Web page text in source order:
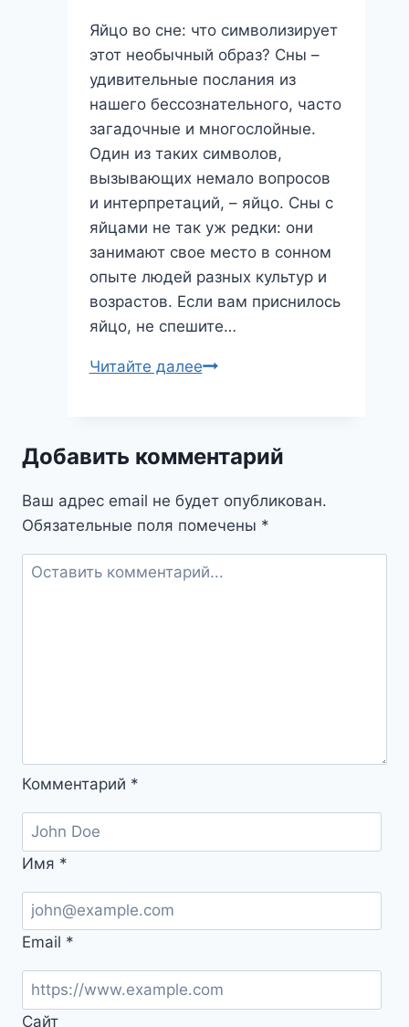
понять
его
послание
Яйцо во сне: что символизирует
этот необычный образ? Сны –
удивительные послания из
нашего бессознательного, часто
загадочные и многослойные.
Один из таких символов,
вызывающих немало вопросов
и интерпретаций, – яйцо. Сны с
яйцами не так уж редки: они
занимают свое место в сонном
опыте людей разных культур и
возрастов. Если вам приснилось
яйцо, не спешите…
Читайте далееЯйцо
символизирует
необычный
Добавить комментарий
Ваш адрес email не будет опубликован.
Обязательные поля помечены *
Комментарий *
Имя *
Email *
Сайт